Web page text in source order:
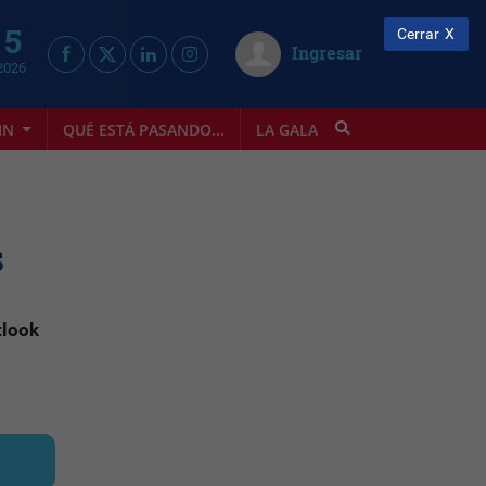
Ingresar
QUÉ ESTÁ PASANDO... LA GALA INFOSTYLE
Cerrar